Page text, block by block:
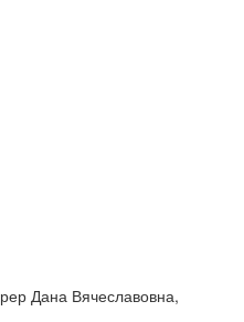
Дана Вячеславовна,